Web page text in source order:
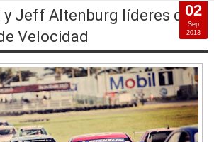
Jeff Altenburg líderes del
Velocidad
02
Sep
2013